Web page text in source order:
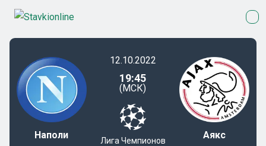
Наполи
12.10.2022
19:45
(МСК)
Лига Чемпионов Аякс